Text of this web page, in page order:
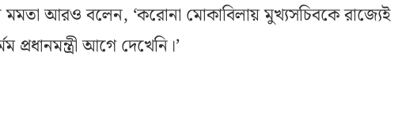
আরও বলেন, ‘করোনা মোকাবিলায় মুখ্যসচিবকে রাজ্যেই
প্রধানমন্ত্রী আগে দেখেনি।’